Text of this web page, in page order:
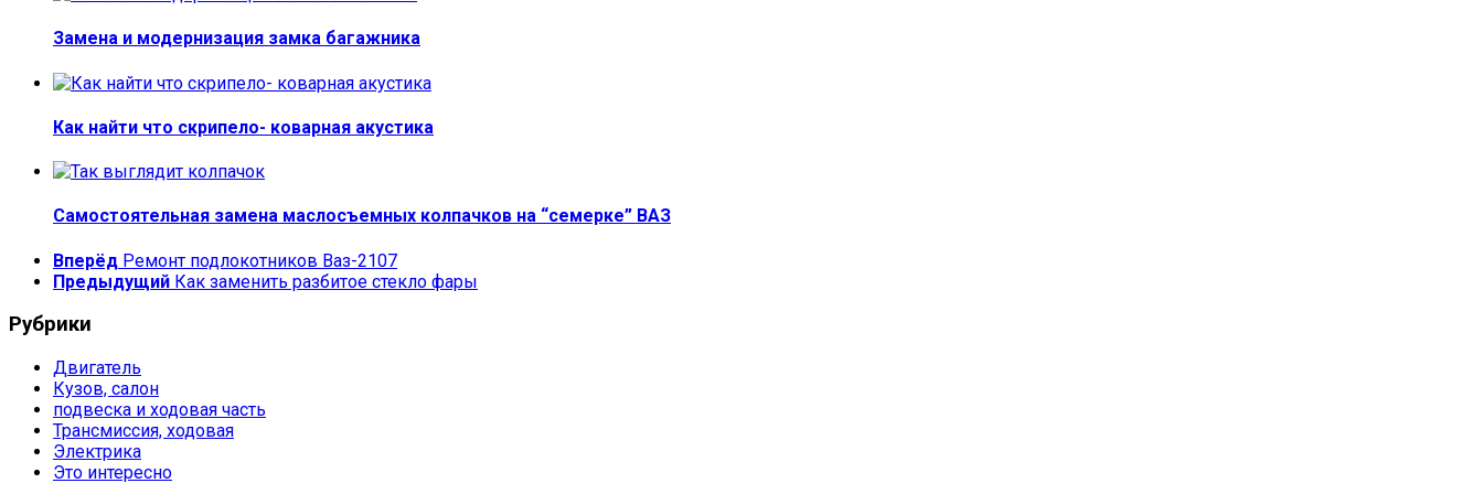
Замена и модернизация замка багажника
Как найти что скрипело- коварная акустика
Самостоятельная замена маслосъемных колпачков на “семерке” ВАЗ
Вперёд Ремонт подлокотников Ваз-2107
Предыдущий Как заменить разбитое стекло фары
Рубрики
Двигатель
Кузов, салон
подвеска и ходовая часть
Трансмиссия, ходовая
Электрика
Это интересно